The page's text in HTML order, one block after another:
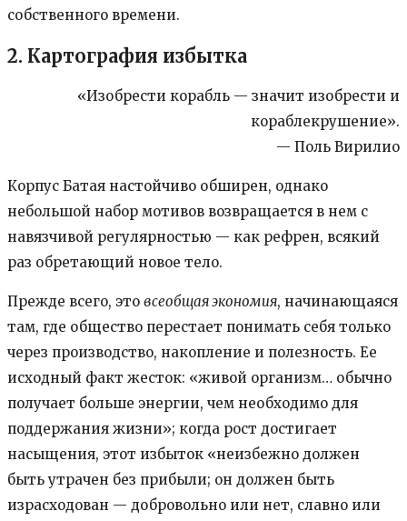
собственного времени.
2. Картография избытка
«Изобрести корабль — значит изобрести и
кораблекрушение».
— Поль Вирилио
Корпус Батая настойчиво обширен, однако
небольшой набор мотивов возвращается в нем с
навязчивой регулярностью — как рефрен, всякий
раз обретающий новое тело.
Прежде всего, это всеобщая экономия, начинающаяся
там, где общество перестает понимать себя только
через производство, накопление и полезность. Ее
исходный факт жесток: «живой организм… обычно
получает больше энергии, чем необходимо для
поддержания жизни»; когда рост достигает
насыщения, этот избыток «неизбежно должен
быть утрачен без прибыли; он должен быть
израсходован — добровольно или нет, славно или